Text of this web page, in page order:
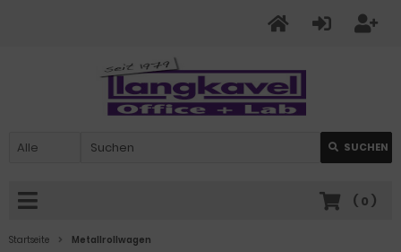
SUCHEN
( 0 )
Startseite Metallrollwagen